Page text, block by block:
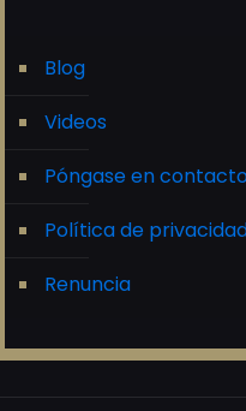
Blog
Videos
Póngase en contacto
Política de
Renuncia